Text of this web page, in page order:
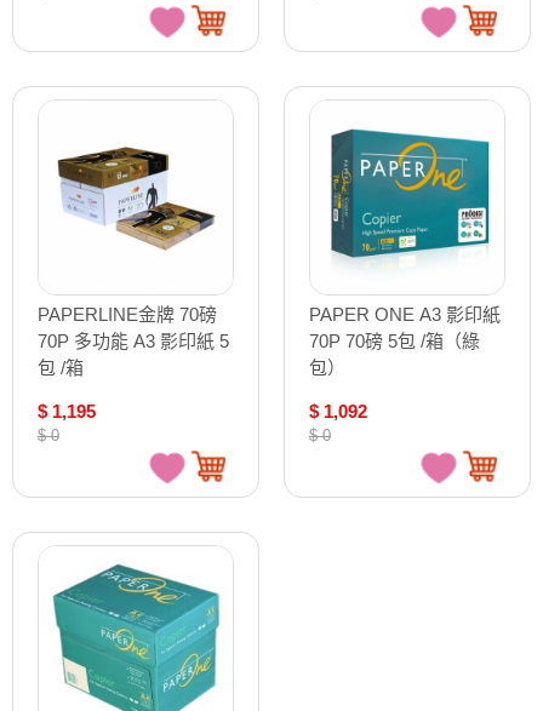
PAPERLINE金牌 70磅
70P 多功能 A3 影印紙 5
包 /箱
$ 1,195
$ 0
PAPER ONE A3 影印紙
70P 70磅 5包 /箱（綠
包）
$ 1,092
$ 0